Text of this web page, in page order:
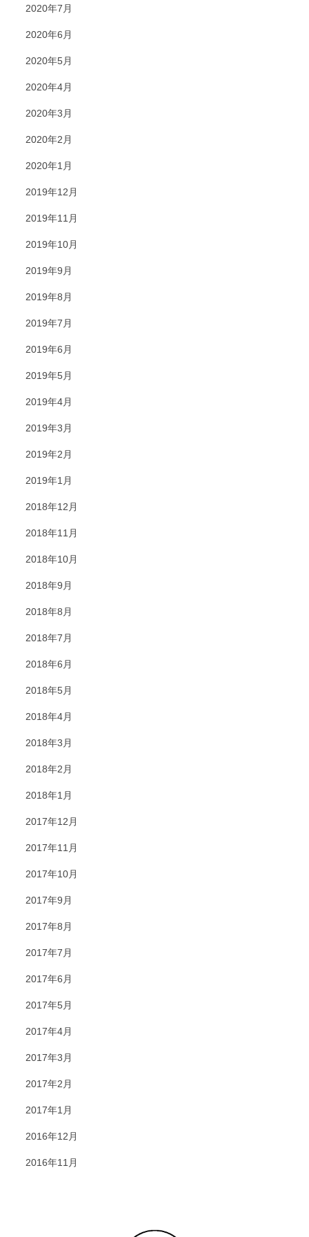
2020年7月
2020年6月
2020年5月
2020年4月
2020年3月
2020年2月
2020年1月
2019年12月
2019年11月
2019年10月
2019年9月
2019年8月
2019年7月
2019年6月
2019年5月
2019年4月
2019年3月
2019年2月
2019年1月
2018年12月
2018年11月
2018年10月
2018年9月
2018年8月
2018年7月
2018年6月
2018年5月
2018年4月
2018年3月
2018年2月
2018年1月
2017年12月
2017年11月
2017年10月
2017年9月
2017年8月
2017年7月
2017年6月
2017年5月
2017年4月
2017年3月
2017年2月
2017年1月
2016年12月
2016年11月